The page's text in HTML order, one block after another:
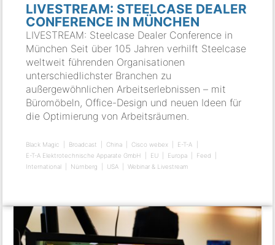
LIVESTREAM: STEELCASE DEALER
CONFERENCE IN MÜNCHEN
LIVESTREAM: Steelcase Dealer Conference in
München Seit über 105 Jahren verhilft Steelcase
weltweit führenden Organisationen
unterschiedlichster Branchen zu
außergewöhnlichen Arbeitserlebnissen – mit
Büromöbeln, Office-Design und neuen Ideen für
die Optimierung von Arbeitsräumen.
Black Magic Broadcast China Cisco webex
E-T-A
E-T-A Elektrotechnische Apparate GmbH
EU Europa
Feed
International
Nürnberg USA Webinar & Livestream